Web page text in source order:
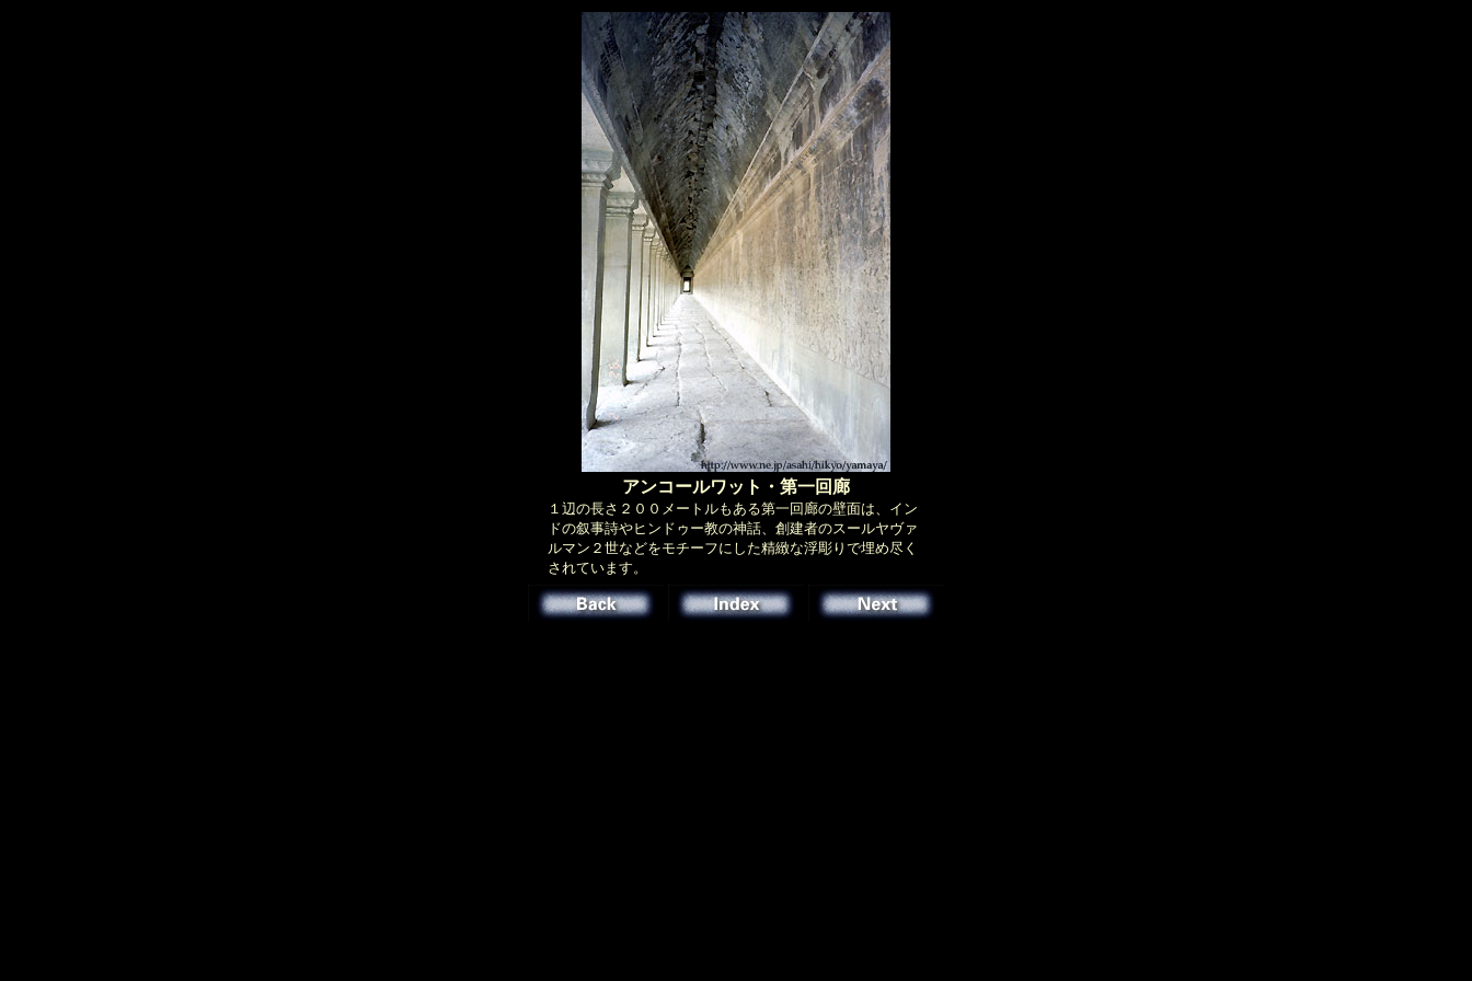
アンコールワット・第一回廊
１辺の長さ２００メートルもある第一回廊の壁面は、イン
ドの叙事詩やヒンドゥー教の神話、創建者のスールヤヴァ
ルマン２世などをモチーフにした精緻な浮彫りで埋め尽く
されています。